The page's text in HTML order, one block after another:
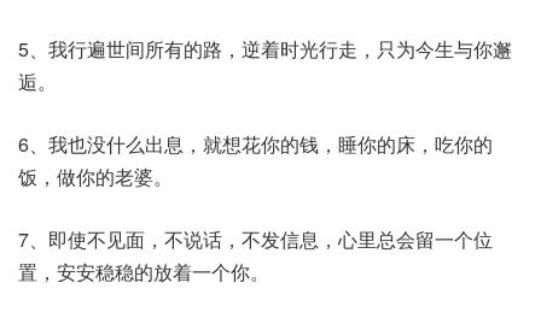
5、我行遍世间所有的路，逆着时光行走，只为今生与你邂
逅。
6、我也没什么出息，就想花你的钱，睡你的床，吃你的
饭，做你的老婆。
7、即使不见面，不说话，不发信息，心里总会留一个位
置，安安稳稳的放着一个你。